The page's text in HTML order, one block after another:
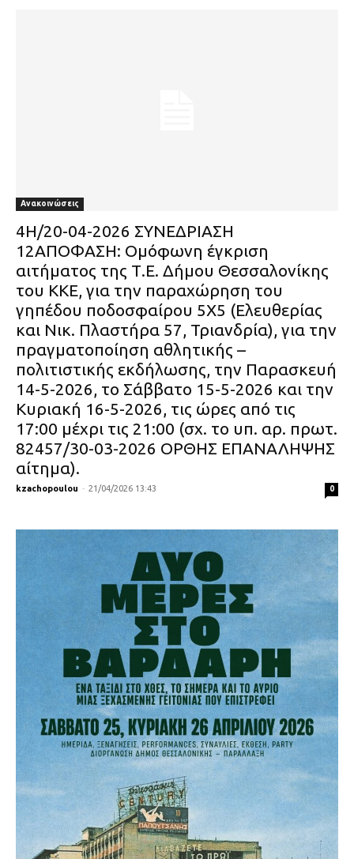
Ανακοινώσεις
4Η/20-04-2026 ΣΥΝΕΔΡΙΑΣΗ
12ΑΠΟΦΑΣΗ: Ομόφωνη έγκριση
αιτήματος της Τ.Ε. Δήμου Θεσσαλονίκης
του ΚΚΕ, για την παραχώρηση του
γηπέδου ποδοσφαίρου 5Χ5 (Ελευθερίας
και Νικ. Πλαστήρα 57, Τριανδρία), για την
πραγματοποίηση αθλητικής –
πολιτιστικής εκδήλωσης, την Παρασκευή
14-5-2026, το Σάββατο 15-5-2026 και την
Κυριακή 16-5-2026, τις ώρες από τις
17:00 μέχρι τις 21:00 (σχ. το υπ. αρ. πρωτ.
82457/30-03-2026 ΟΡΘΗΣ ΕΠΑΝΑΛΗΨΗΣ
αίτημα).
kzachopoulou - 21/04/2026 13:43 0